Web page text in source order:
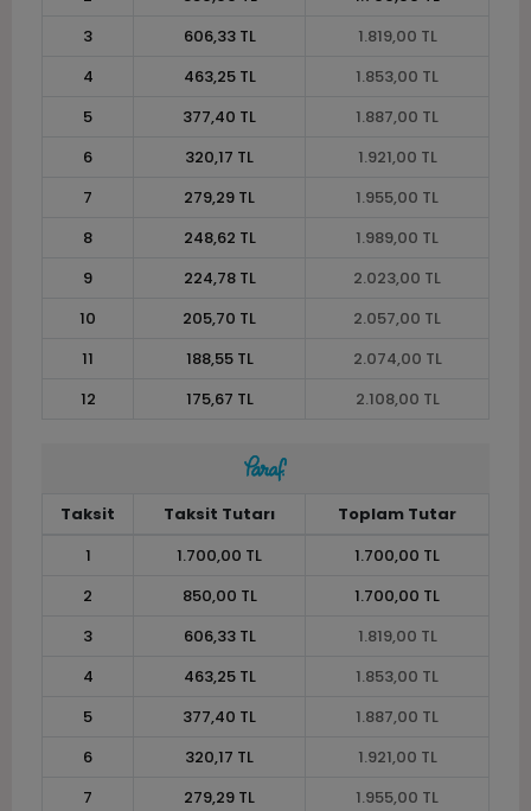
3
606,33 TL
1.819,00 TL
4
463,25 TL
1.853,00 TL
5
377,40 TL
1.887,00 TL
6
320,17 TL
1.921,00 TL
7
279,29 TL
1.955,00 TL
8
248,62 TL
1.989,00 TL
9
224,78 TL
2.023,00 TL
10
205,70 TL
2.057,00 TL
11
188,55 TL
2.074,00 TL
12
175,67 TL 2.108,00 TL
Taksit Taksit Tutarı
Toplam Tutar
1
1.700,00 TL
1.700,00 TL
2
850,00 TL
1.700,00 TL
3
606,33 TL
1.819,00 TL
4
463,25 TL
1.853,00 TL
5
377,40 TL
1.887,00 TL
6
320,17 TL
1.921,00 TL
7
279,29 TL
1.955,00 TL